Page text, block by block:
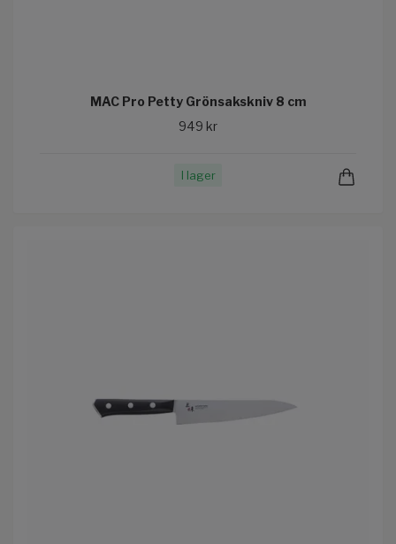
MAC Pro Petty Grönsakskniv 8 cm
949 kr
I lager